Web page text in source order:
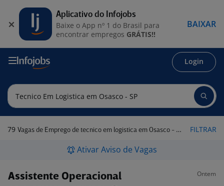
Login
79 Vagas de Emprego de tecnico em logistica em Osasco - SP FILTRAR
Ativar Aviso de Vagas
Assistente Operacional Ontem
Aplicativo do Infojobs
Baixe o App nº 1 do Brasil para
encontrar empregos GRÁTIS!!
BAIXAR